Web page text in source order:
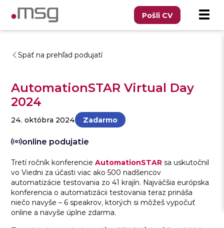
Pošli CV
Späť na prehľad podujatí
AutomationSTAR Virtual Day
2024
24. októbra 2024 Zadarmo
online podujatie
Tretí ročník konferencieAutomationSTAR sa uskutočnil
vo Viedni za účasti viac ako 500 nadšencov
automatizácie testovania zo 41 krajín. Najväčšia európska
konferencia o automatizácii testovania teraz prináša
niečo navyše – 6 speakrov, ktorých si môžeš vypočuť
online a navyše úplne zdarma.